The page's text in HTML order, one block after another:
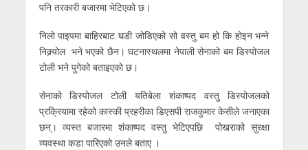
पनि तरकारी बजारमा भेटिएको छ।
निलो पाइपमा बाहिरबाट घडी जोडिएको सो वस्तु बम हो कि होइन भन्ने
निक्र्योल भने भएको छैन। घटनास्थलमा नेपाली सेनाको बम डिस्पोजल
टोली भने पुगेको बताइएकाे छ।
सेनाको डिस्पोजल टोली यतिबेला शंकाष्पद वस्तु डिस्पोजलको
प्रक्रियामा रहेको कास्की प्रहरीका डिएसपी राजकुमार केसीले जनाएका
छन्। व्यस्त बजारमा शंकाष्पद वस्तु भेटिएपछि पोखराको सुरक्षा
व्यवस्था कडा पारिएको उनले बताए ।